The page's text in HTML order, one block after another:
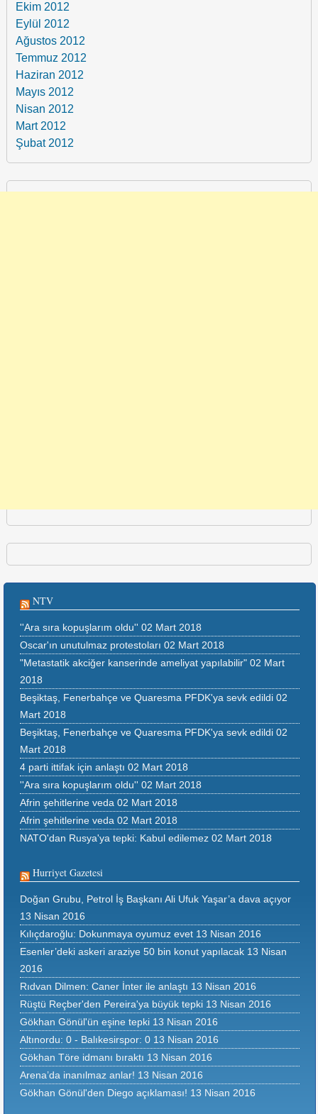
Ekim 2012
Eylül 2012
Ağustos 2012
Temmuz 2012
Haziran 2012
Mayıs 2012
Nisan 2012
Mart 2012
Şubat 2012
NTV
''Ara sıra kopuşlarım oldu'' 02 Mart 2018
Oscar'ın unutulmaz protestoları 02 Mart 2018
"Metastatik akciğer kanserinde ameliyat yapılabilir" 02 Mart
2018
Beşiktaş, Fenerbahçe ve Quaresma PFDK'ya sevk edildi 02
Mart 2018
Beşiktaş, Fenerbahçe ve Quaresma PFDK'ya sevk edildi 02
Mart 2018
4 parti ittifak için anlaştı 02 Mart 2018
''Ara sıra kopuşlarım oldu'' 02 Mart 2018
Afrin şehitlerine veda 02 Mart 2018
Afrin şehitlerine veda 02 Mart 2018
NATO'dan Rusya'ya tepki: Kabul edilemez 02 Mart 2018
Hurriyet Gazetesi
Doğan Grubu, Petrol İş Başkanı Ali Ufuk Yaşar’a dava açıyor
13 Nisan 2016
Kılıçdaroğlu: Dokunmaya oyumuz evet 13 Nisan 2016
Esenler’deki askeri araziye 50 bin konut yapılacak 13 Nisan
2016
Rıdvan Dilmen: Caner İnter ile anlaştı 13 Nisan 2016
Rüştü Reçber'den Pereira'ya büyük tepki 13 Nisan 2016
Gökhan Gönül'ün eşine tepki 13 Nisan 2016
Altınordu: 0 - Balıkesirspor: 0 13 Nisan 2016
Gökhan Töre idmanı bıraktı 13 Nisan 2016
Arena’da inanılmaz anlar! 13 Nisan 2016
Gökhan Gönül'den Diego açıklaması! 13 Nisan 2016